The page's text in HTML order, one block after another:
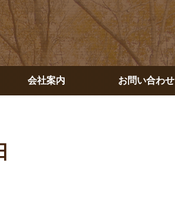
会社案内 お問い合わせ